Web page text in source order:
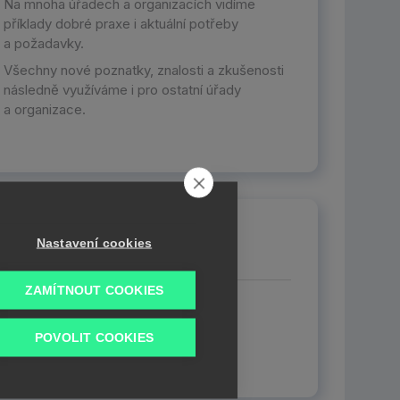
Na mnoha úřadech a organizacích vidíme
příklady dobré praxe i aktuální potřeby
a požadavky.
Všechny nové poznatky, znalosti a zkušenosti
následně využíváme i pro ostatní úřady
a organizace.
Přečtěte si o nás
Kdo jsme?
Co umíme?
Co je zpravodajství ISVS.CZ?
Nastavení cookies
ZAMÍTNOUT COOKIES
POVOLIT COOKIES